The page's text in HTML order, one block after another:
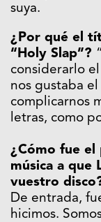
suya.
¿Por qué el
“Holy Slap”?
considerarlo
nos gustaba
complicarnos
letras, como
¿Cómo fue el
música a que
vuestro
De entrada,
hicimos.